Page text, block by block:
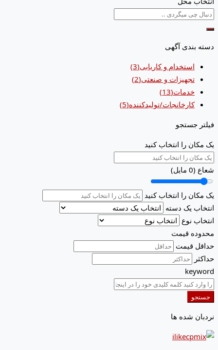
دسته بندی آگهی
استخدام و کاریابی(3)
تجهیزات و صنعتی(2)
خدمات(13)
کارخانجات/تولیدکننده(5)
فیلتر جستجو
یک مکان را انتخاب کنید
شعاع (0 مایل)
یک مکان را انتخاب کنید
انتخاب یک دسته
انتخاب نوع
محدوده قیمت
حداقل قیمت
حداکثر
keyword
جستجو
نردبان شده ها